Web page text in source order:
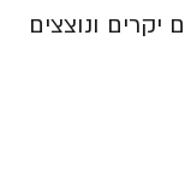
ונוצצים